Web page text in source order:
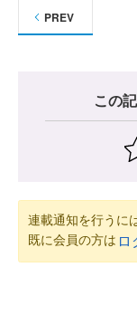
PREV
この
連載通知を行うに
既に会員の方は ロ